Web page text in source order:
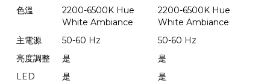
色溫
2200-6500K Hue
White Ambiance
2200-6500K Hue
White Ambiance
主電源
50-60 Hz
50-60 Hz
亮度調整
是
是
LED
是
是